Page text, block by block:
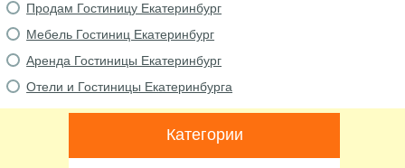
Продам Гостиницу Екатеринбург
Мебель Гостиниц Екатеринбург
Аренда Гостиницы Екатеринбург
Отели и Гостиницы Екатеринбурга
Категории